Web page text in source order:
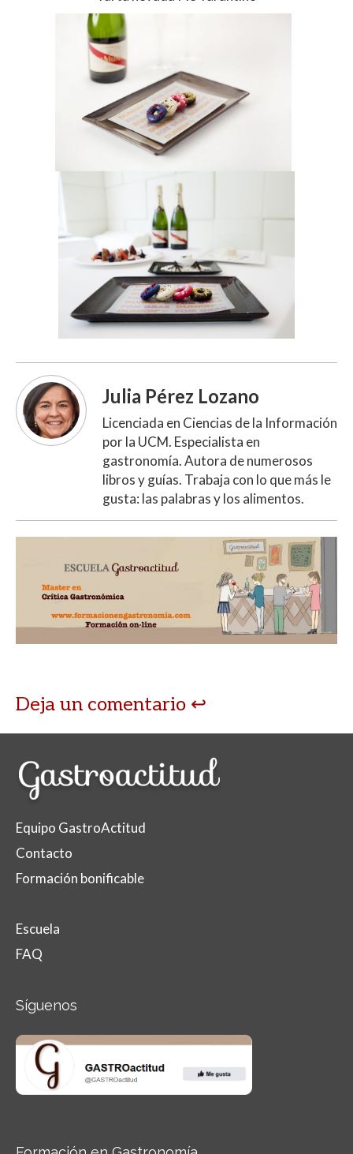
Julia Pérez Lozano
Licenciada en Ciencias de la Información
por la UCM. Especialista en
gastronomía. Autora de numerosos
libros y guías. Trabaja con lo que más le
gusta: las palabras y los alimentos.
Deja un comentario
Equipo GastroActitud
Contacto
Formación bonificable
Escuela
FAQ
Síguenos